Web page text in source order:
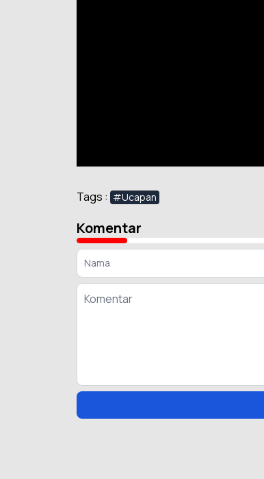
Tags : #Ucapan
Komentar